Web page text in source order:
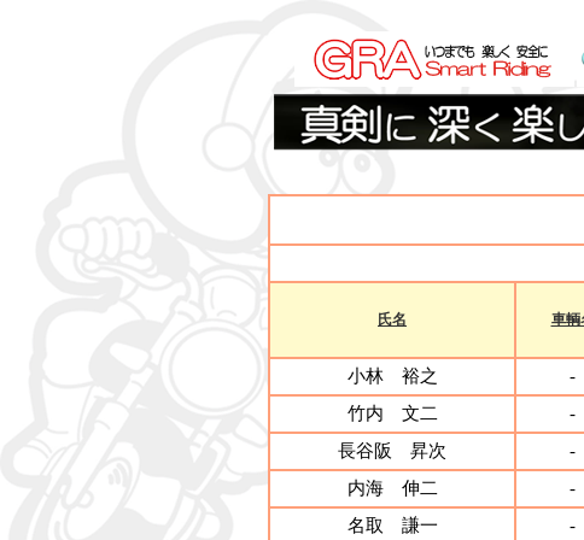
氏名 車輌
小林 裕之 -
竹内 文二
-
長谷阪 昇次
-
内海 伸二
-
名取 謙一
-